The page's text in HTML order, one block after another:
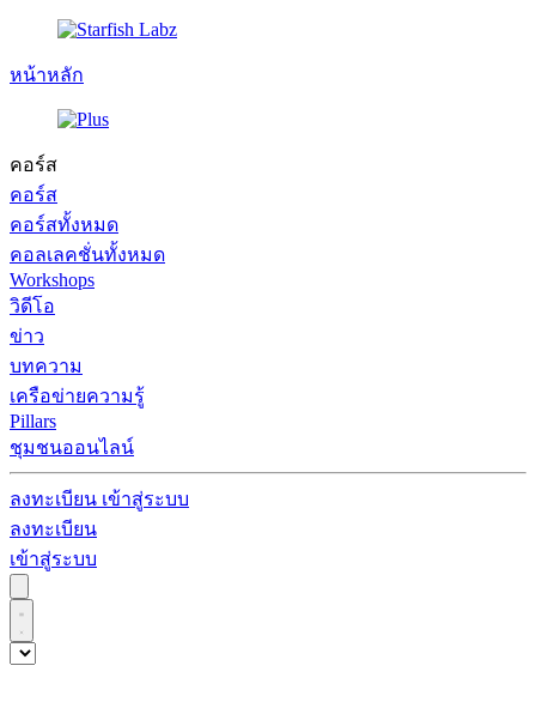
หน้าหลัก
คอร์ส
คอร์ส
คอร์สทั้งหมด
คอลเลคชั่นทั้งหมด
Workshops
วิดีโอ
ข่าว
บทความ
เครือข่ายความรู้
Pillars
ชุมชนออนไลน์
ลงทะเบียน เข้าสู่ระบบ
ลงทะเบียน
เข้าสู่ระบบ